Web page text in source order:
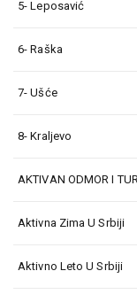
5- Leposavić
6- Raška
7- Ušće
8- Kraljevo
AKTIVAN ODMOR I
Aktivna Zima U Srbiji
Aktivno Leto U Srbiji